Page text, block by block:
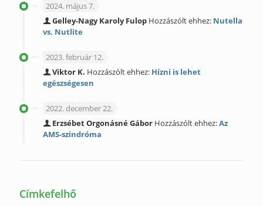
2024. május 7.
Gelley-Nagy Karoly Fulop Hozzászólt ehhez: Nutella
vs. Nutlite
2023. február 12.
Viktor K. Hozzászólt ehhez: Hízni is lehet
egészségesen
2022. december 22.
Erzsébet Orgonásné Gábor Hozzászólt ehhez:Az
AMS-szindróma
Címkefelhő